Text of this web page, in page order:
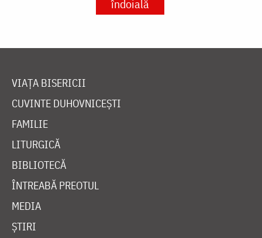
îndoială
VIAȚA BISERICII
CUVINTE DUHOVNICEȘTI
FAMILIE
LITURGICĂ
BIBLIOTECĂ
ÎNTREABĂ PREOTUL
MEDIA
ȘTIRI